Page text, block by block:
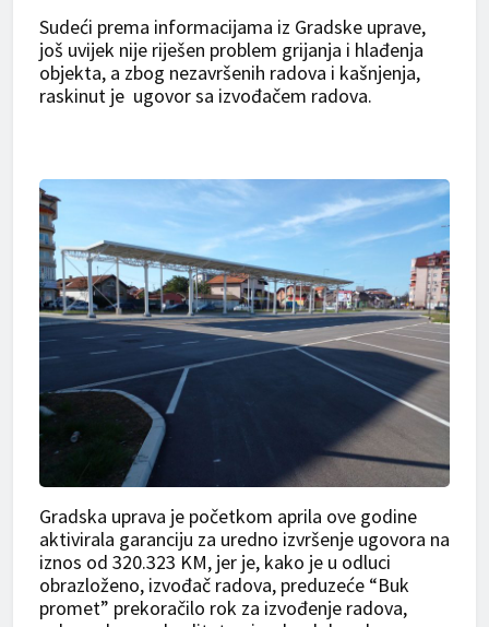
Sudeći prema informacijama iz Gradske uprave,
još uvijek nije riješen problem grijanja i hlađenja
objekta, a zbog nezavršenih radova i kašnjenja,
raskinut je ugovor sa izvođačem radova.
Gradska uprava je početkom aprila ove godine
aktivirala garanciju za uredno izvršenje ugovora na
iznos od 320.323 KM, jer je, kako je u odluci
obrazloženo, izvođač radova, preduzeće “Buk
promet” prekoračilo rok za izvođenje radova,